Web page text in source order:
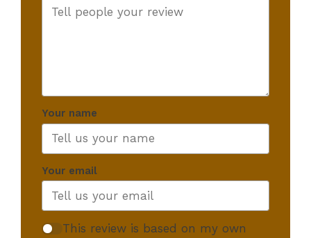
Your name
Your email
This review is based on my own